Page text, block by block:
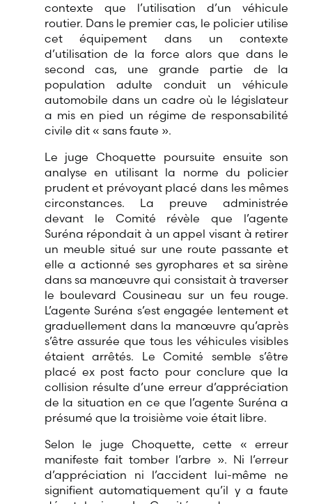
contexte que l’utilisation d’un véhicule
routier. Dans le premier cas, le policier utilise
cet équipement dans un contexte
d’utilisation de la force alors que dans le
second cas, une grande partie de la
population adulte conduit un véhicule
automobile dans un cadre où le législateur
a mis en pied un régime de responsabilité
civile dit « sans faute ».
Le juge Choquette poursuite ensuite son
analyse en utilisant la norme du policier
prudent et prévoyant placé dans les mêmes
circonstances. La preuve administrée
devant le Comité révèle que l’agente
Suréna répondait à un appel visant à retirer
un meuble situé sur une route passante et
elle a actionné ses gyrophares et sa sirène
dans sa manœuvre qui consistait à traverser
le boulevard Cousineau sur un feu rouge.
L’agente Suréna s’est engagée lentement et
graduellement dans la manœuvre qu’après
s’être assurée que tous les véhicules visibles
étaient arrêtés. Le Comité semble s’être
placé ex post facto pour conclure que la
collision résulte d’une erreur d’appréciation
de la situation en ce que l’agente Suréna a
présumé que la troisième voie était libre.
Selon le juge Choquette, cette « erreur
manifeste fait tomber l’arbre ». Ni l’erreur
d’appréciation ni l’accident lui-même ne
signifient automatiquement qu’il y a faute